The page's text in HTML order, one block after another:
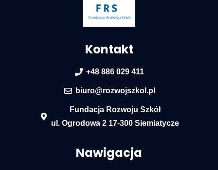
Kontakt
+48 886 029 411
biuro@rozwojszkol.pl
Fundacja Rozwoju Szkół
ul. Ogrodowa 2 17-300 Siemiatycze
Nawigacja